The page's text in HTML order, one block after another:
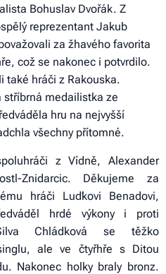
Bohuslav Dvořák. Z
reprezentant Jakub
za žhavého favorita
což se nakonec i potvrdilo.
také hráči z Rakouska.
stříbrná medailistka ze
hru na nejvyšší
všechny přítomné.
z Vídně, Alexander
Znidarcic. Děkujeme za
hráči Luďkovi Benadovi,
hrdé výkony i proti
Chládková se těžko
ale ve čtyřhře s Ditou
Nakonec holky braly bronz.